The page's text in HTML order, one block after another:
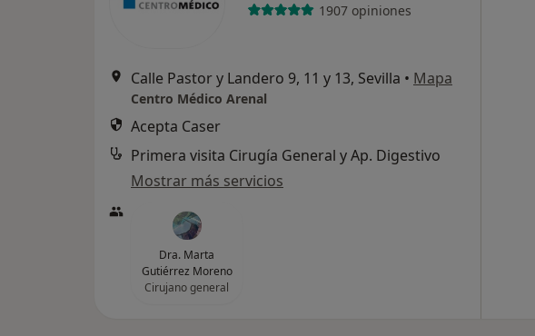
1907 opiniones
Calle Pastor y Landero 9, 11 y 13, Sevilla • Mapa
Centro Médico Arenal
Acepta Caser
Primera visita Cirugía General y Ap. Digestivo
Mostrar más servicios
Dra. Marta
Gutiérrez Moreno
Cirujano general